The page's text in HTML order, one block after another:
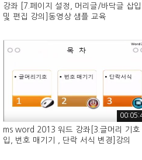
강좌 [7.페이지 설정, 머리글/바닥글 삽입
및 편집 강의]동영상 샘플 교육
ms word 2013 워드 강좌[3.글머리 기호
입, 번호 매기기 , 단락 서식 변경]강의